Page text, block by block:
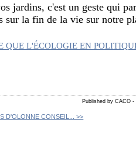
jardins, c'est un geste qui
sur la fin de la vie sur notre
Published by CACO -
D'OLONNE CONSEIL... >>